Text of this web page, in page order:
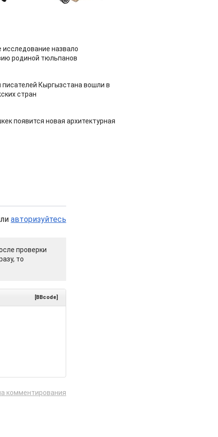
назвало
родиной тюльпанов
Кыргызстана вошли в
стран
появится новая архитектурная
авторизуйтесь
проверки
то
[BBcode]
комментирования